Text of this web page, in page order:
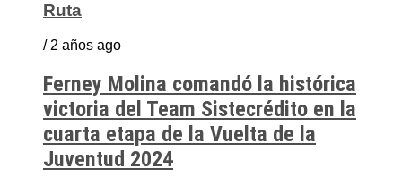
Ruta
/ 2 años ago
Ferney Molina comandó la histórica
victoria del Team Sistecrédito en la
cuarta etapa de la Vuelta de la
Juventud 2024